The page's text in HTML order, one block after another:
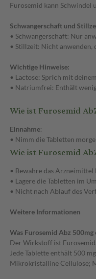
Furosemid kann Schwindel
Schwangerschaft und
• Schwangerschaft: Nur
• Stillzeit: Nicht
Wichtige Hinweise:
• Lactose: Sprich mit
• Natriumfrei: Enthält
Wie ist Furosemid
Einnahme:
• Nimm die Tabletten
Wie ist Furosemid
• Bewahre das Arzneimittel
• Lagere die Tabletten im
• Nicht nach Ablauf des
Weitere Informationen
Was Furosemid Abz 500mg
Der Wirkstoff ist Furosemid.
Jede Tablette enthält 500
Mikrokristalline Cellulose;